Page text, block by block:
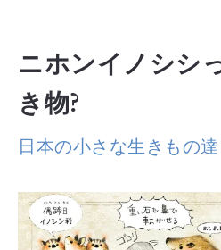
ニホンイノシシ
き物?
日本の小さな生きもの達